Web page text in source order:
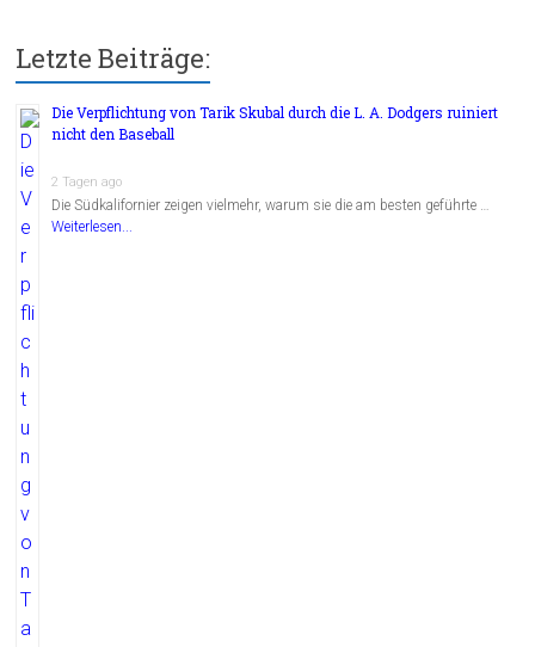
Letzte Beiträge:
Die Verpflichtung von Tarik Skubal durch die L. A. Dodgers ruiniert
nicht den Baseball
2 Tagen ago
Die Südkalifornier zeigen vielmehr, warum sie die am besten geführte …
Weiterlesen...